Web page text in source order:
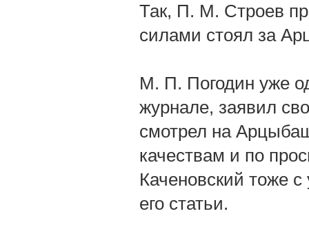
Так, П. М. Строев
силами стоял за
М. П. Погодин уже
журнале, заявил
смотрел на
качествам и по
Каченовский тоже
его статьи.